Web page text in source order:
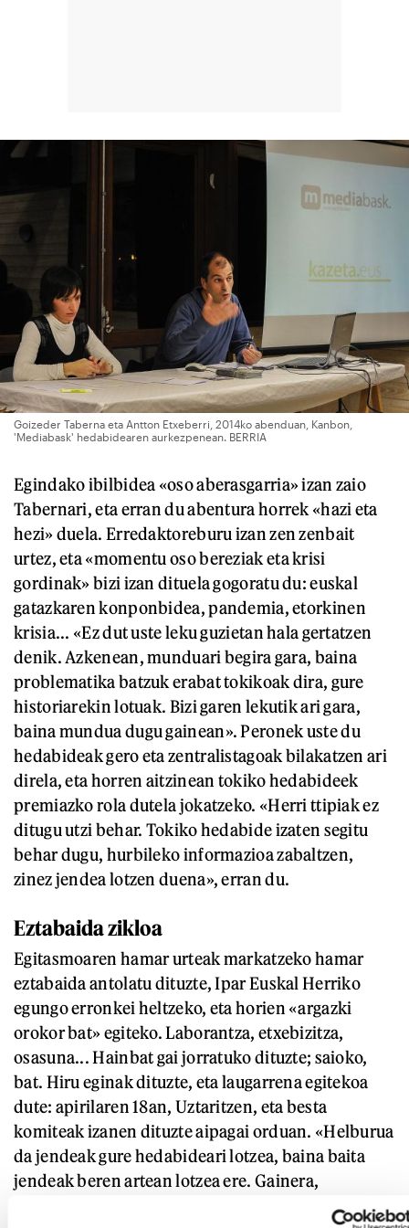
Goizeder Taberna eta Antton Etxeberri, 2014ko abenduan, Kanbon,
'Mediabask' hedabidearen aurkezpenean. BERRIA
Egindako ibilbidea «oso aberasgarria» izan zaio
Tabernari, eta erran du abentura horrek «hazi eta
hezi» duela. Erredaktoreburu izan zen zenbait
urtez, eta «momentu oso bereziak eta krisi
gordinak» bizi izan dituela gogoratu du: euskal
gatazkaren konponbidea, pandemia, etorkinen
krisia... «Ez dut uste leku guzietan hala gertatzen
denik. Azkenean, munduari begira gara, baina
problematika batzuk erabat tokikoak dira, gure
historiarekin lotuak. Bizi garen lekutik ari gara,
baina mundua dugu gainean». Peronek uste du
hedabideak gero eta zentralistagoak bilakatzen ari
direla, eta horren aitzinean tokiko hedabideek
premiazko rola dutela jokatzeko. «Herri ttipiak ez
ditugu utzi behar. Tokiko hedabide izaten segitu
behar dugu, hurbileko informazioa zabaltzen,
zinez jendea lotzen duena», erran du.
Eztabaida zikloa
Egitasmoaren hamar urteak markatzeko hamar
eztabaida antolatu dituzte, Ipar Euskal Herriko
egungo erronkei heltzeko, eta horien «argazki
orokor bat» egiteko. Laborantza, etxebizitza,
osasuna... Hainbat gai jorratuko dituzte; saioko,
bat. Hiru eginak dituzte, eta laugarrena egitekoa
dute: apirilaren 18an, Uztaritzen, eta besta
komiteak izanen dituzte aipagai orduan. «Helburua
da jendeak gure hedabideari lotzea, baina baita
jendeak beren artean lotzea ere. Gainera,
herritarrei aukera eman nahi diegu hautetsiekin eta